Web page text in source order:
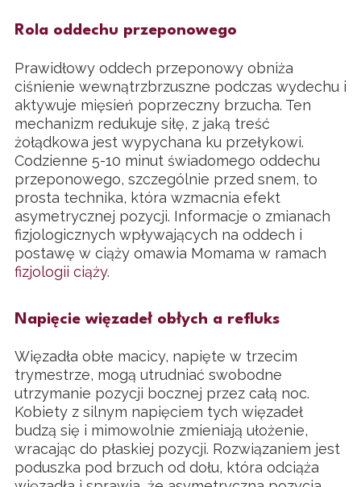
Rola oddechu przeponowego
Prawidłowy oddech przeponowy obniża
ciśnienie wewnątrzbrzuszne podczas wydechu i
aktywuje mięsień poprzeczny brzucha. Ten
mechanizm redukuje siłę, z jaką treść
żołądkowa jest wypychana ku przełykowi.
Codzienne 5-10 minut świadomego oddechu
przeponowego, szczególnie przed snem, to
prosta technika, która wzmacnia efekt
asymetrycznej pozycji. Informacje o zmianach
fizjologicznych wpływających na oddech i
postawę w ciąży omawia Momama w ramach
fizjologii ciąży.
Napięcie więzadeł obłych a refluks
Więzadła obłe macicy, napięte w trzecim
trymestrze, mogą utrudniać swobodne
utrzymanie pozycji bocznej przez całą noc.
Kobiety z silnym napięciem tych więzadeł
budzą się i mimowolnie zmieniają ułożenie,
wracając do płaskiej pozycji. Rozwiązaniem jest
poduszka pod brzuch od dołu, która odciąża